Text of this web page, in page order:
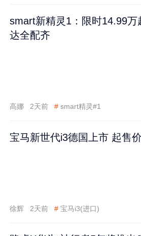
smart新精灵1：限时14.99万
达全配齐
高娜 2天前 # smart精灵#1
宝马新世代i3德国上市 起售
徐辉 2天前 # 宝马i3(进口)